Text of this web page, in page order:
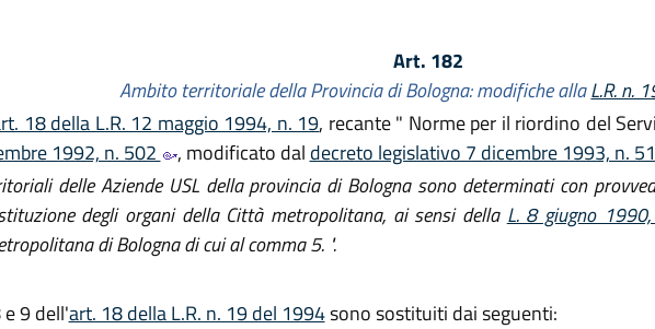
Art. 182
Ambito territoriale della Provincia di Bologna: modifiche allaL.R. n.
18 della L.R. 12 maggio 1994, n. 19, recante " Norme per il riordino del
1992, n. 502
, modificato dal decreto legislativo 7 dicembre 1993, n.
delle Aziende USL della provincia di Bologna sono determinati con
degli organi della Città metropolitana, ai sensi della L. 8 giugno
di Bologna di cui al comma 5. ".
9 dell'art. 18 della L.R. n. 19 del 1994sono sostituiti dai seguenti: